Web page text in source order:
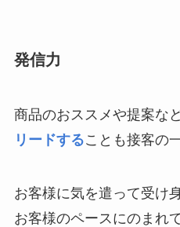
発信力
商品のおススメや提案な
リードすることも接客の
お客様に気を遣って受け
お客様のペースにのまれ